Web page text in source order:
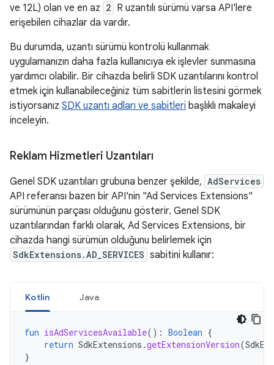
ve 12L) olan ve en az 2 R uzantılı sürümü varsa API'lere
erişebilen cihazlar da vardır.
Bu durumda, uzantı sürümü kontrolü kullanmak
uygulamanızın daha fazla kullanıcıya ek işlevler sunmasına
yardımcı olabilir. Bir cihazda belirli SDK uzantılarını kontrol
etmek için kullanabileceğiniz tüm sabitlerin listesini görmek
istiyorsanız SDK uzantı adları ve sabitleri başlıklı makaleyi
inceleyin.
Reklam Hizmetleri Uzantıları
Genel SDK uzantıları grubuna benzer şekilde, AdServices
API referansı bazen bir API'nin "Ad Services Extensions"
sürümünün parçası olduğunu gösterir. Genel SDK
uzantılarından farklı olarak, Ad Services Extensions, bir
cihazda hangi sürümün olduğunu belirlemek için
SdkExtensions.AD_SERVICES sabitini kullanır:
Kotlin Java
fun isAdServicesAvailable(): Boolean {
return SdkExtensions .getExtensionVersion(
}